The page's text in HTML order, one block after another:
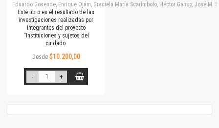
Eduardo Gosende, Enrique Ojám, Graciela María Scarímbolo, Héctor Ganso, José
Este libro es el resultado de las
investigaciones realizadas por
integrantes del proyecto
“Instituciones y sujetos del
cuidado.
Desde $10.200,00
- +